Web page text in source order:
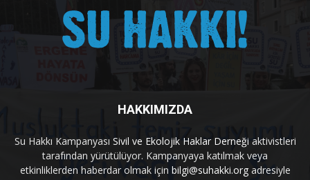
HAKKIMIZDA
Su Hakkı Kampanyası Sivil ve Ekolojik Haklar Derneği aktivistleri
tarafından yürütülüyor. Kampanyaya katılmak veya
etkinliklerden haberdar olmak için bilgi@suhakki.orgadresiyle